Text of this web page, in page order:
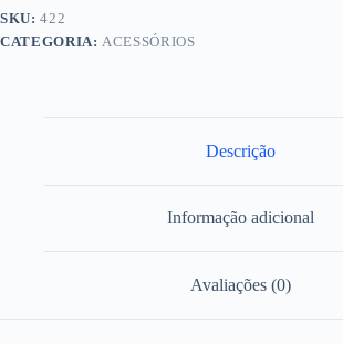
SKU:422
CATEGORIA: ACESSÓRIOS
Descrição
Informação adicional
Avaliações (0)